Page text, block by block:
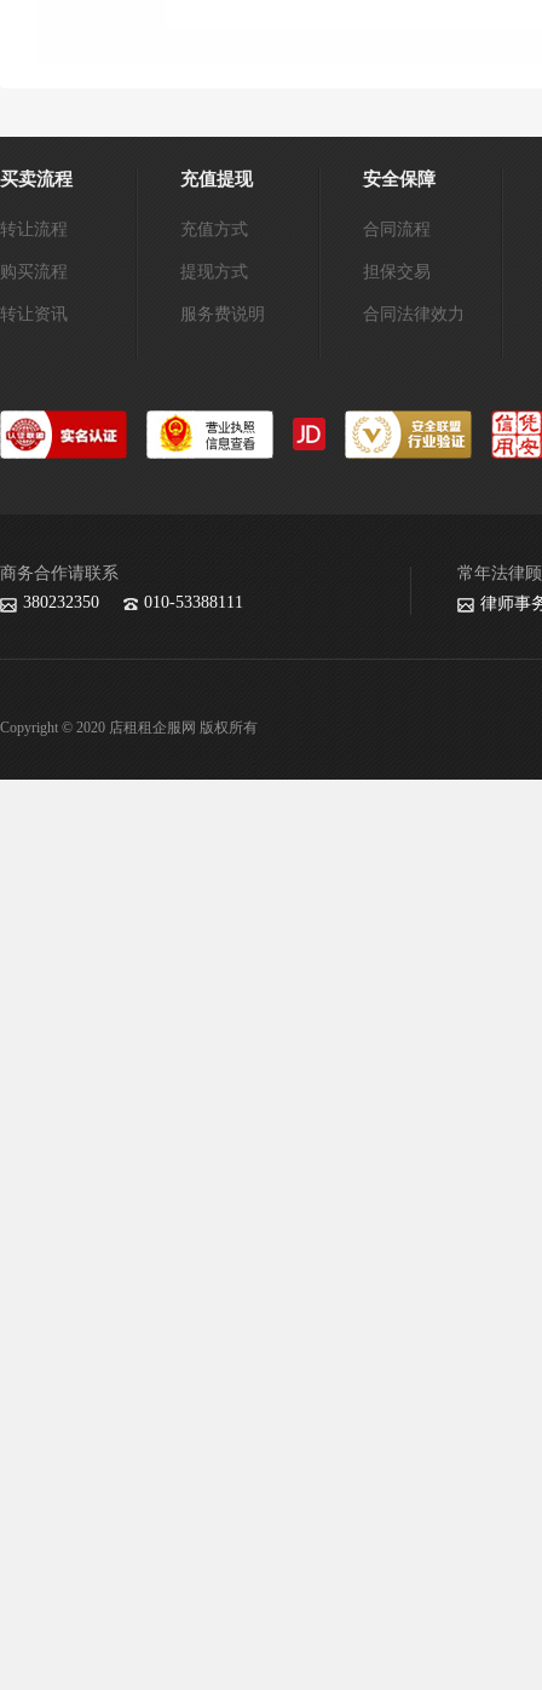
买卖流程
转让流程
购买流程
转让资讯
充值提现
充值方式
提现方式
服务费说明
安全保障
合同流程
担保交易
合同法律效力
商务合作请联系
380232350
010-53388111
常年法律
律师事
Copyright © 2020 店租租企服网 版权所有